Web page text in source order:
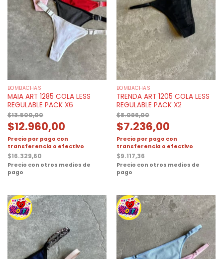
BOMBACHAS
MAIA ART 1285 COLA LESS
REGULABLE PACK X6
$13.500,00
$12.960,00
Precio por pago con
transferencia o efectivo
$16.329,60
Precio con otros medios de
pago
BOMBACHAS
TRENDA ART 1205 COLA LESS
REGULABLE PACK X2
$8.096,00
$7.236,00
Precio por pago con
transferencia o efectivo
$9.117,36
Precio con otros medios de
pago